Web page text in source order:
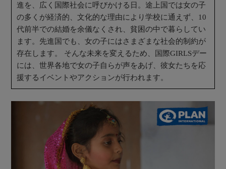
進を、広く国際社会に呼びかける日。途上国では女の子
の多くが経済的、文化的な理由により学校に通えず、10
代前半での結婚を余儀なくされ、貧困の中で暮らしてい
ます。先進国でも、女の子にはさまざまな社会的制約が
存在します。 そんな未来を変えるため、国際GIRLSデー
には、世界各地で女の子自らが声をあげ、彼女たちを応
援するイベントやアクションが行われます。